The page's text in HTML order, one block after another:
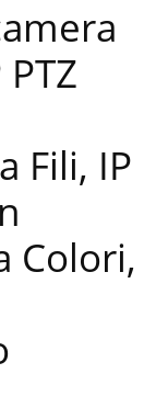
Fili, IP
Colori,